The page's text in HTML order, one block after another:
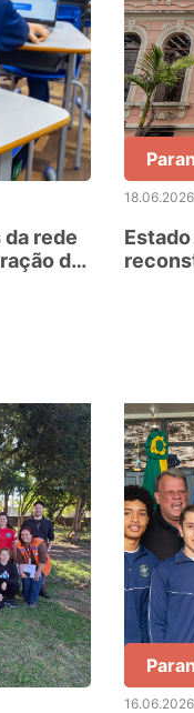
rede
de
18.06.2026
16.06.2026